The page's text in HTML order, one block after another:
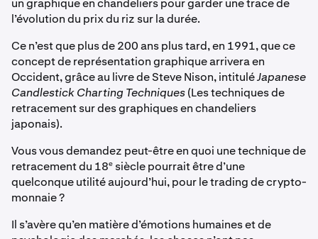
un graphique en chandeliers pour garder une trace de
l’évolution du prix du riz sur la durée.
Ce n’est que plus de 200 ans plus tard, en 1991, que ce
concept de représentation graphique arrivera en
Occident, grâce au livre de Steve Nison, intituléJapanese
Candlestick Charting Techniques(Les techniques de
retracement sur des graphiques en chandeliers
japonais).
Vous vous demandez peut-être en quoi une technique de
retracement du 18e siècle pourrait être d’une
quelconque utilité aujourd’hui, pour le trading de crypto-
monnaie ?
Il s’avère qu’en matière d’émotions humaines et de